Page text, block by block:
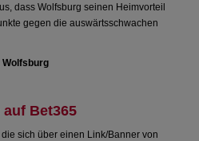
dass Wolfsburg seinen Heimvorteil
gegen die auswärtsschwachen
Wolfsburg
Bet365
sich über einen Link/Banner von